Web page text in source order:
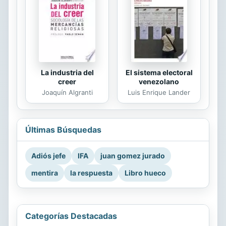
La industria del
creer
Joaquín Algranti
El sistema electoral
venezolano
Luis Enrique Lander
Últimas Búsquedas
Adiós jefe IFA
juan gomez jurado
mentira
la respuesta Libro hueco
Categorías Destacadas